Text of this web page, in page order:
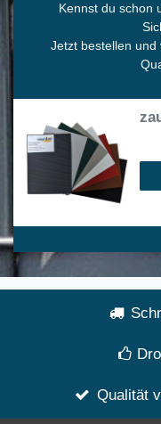
Kennst du schon
Jetzt bestellen und
Qualität